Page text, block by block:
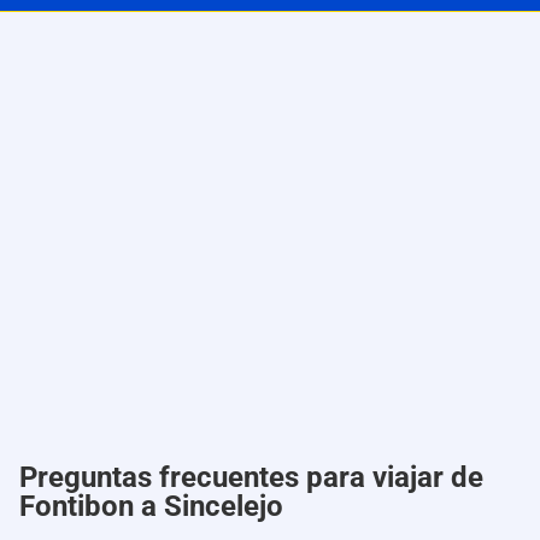
Preguntas frecuentes para viajar de
Fontibon a Sincelejo